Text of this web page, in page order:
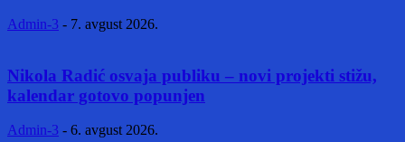
Admin-3 - 7. avgust 2026.
Nikola Radić osvaja publiku – novi projekti stižu,
kalendar gotovo popunjen
Admin-3 - 6. avgust 2026.